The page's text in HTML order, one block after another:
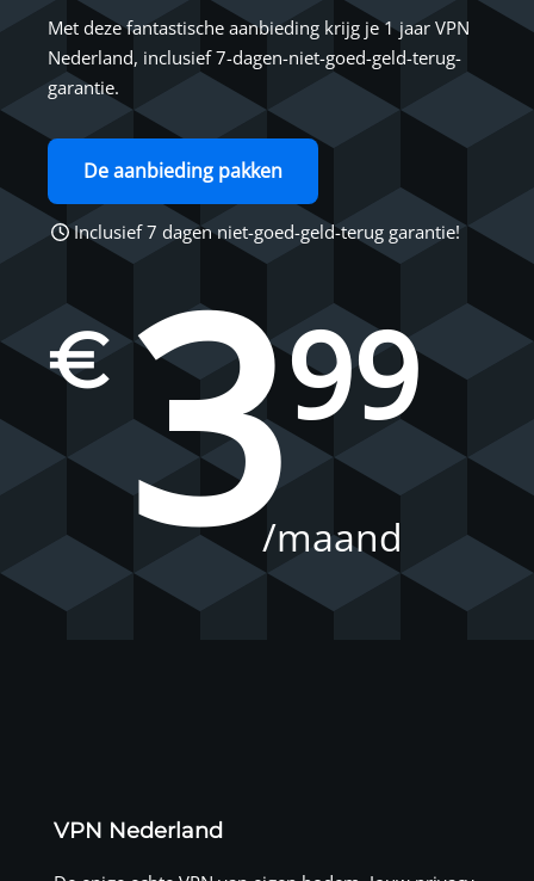
Met deze fantastische aanbieding krijg je 1 jaar VPN
Nederland, inclusief 7-dagen-niet-goed-geld-terug-
garantie.
De aanbieding pakken
Inclusief 7 dagen niet-goed-geld-terug garantie!
€399
/maand
VPN Nederland